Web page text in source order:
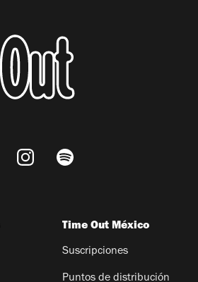
Time Out México
Suscripciones
Puntos de distribución